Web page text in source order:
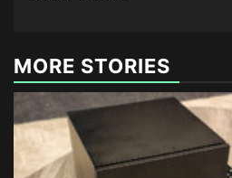
MORE STORIES